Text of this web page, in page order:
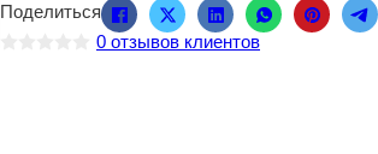
Поделиться
0 отзывов клиентов